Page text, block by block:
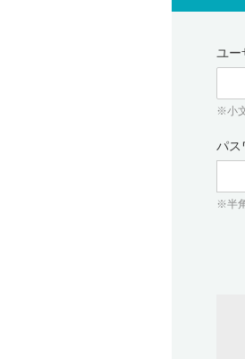
ユー
※小
パス
※半